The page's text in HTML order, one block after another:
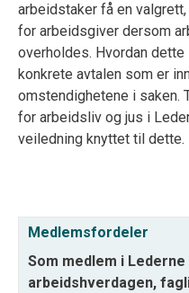
arbeidstaker få en
for arbeidsgiver dersom
overholdes. Hvordan
konkrete avtalen som er
omstendighetene i saken.
for arbeidsliv og jus i
veiledning knyttet til dette.
Medlemsfordeler
Som medlem i
arbeidshverdagen,